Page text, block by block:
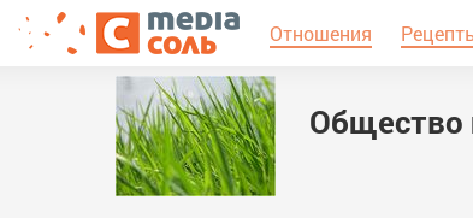
Отношения
Общество